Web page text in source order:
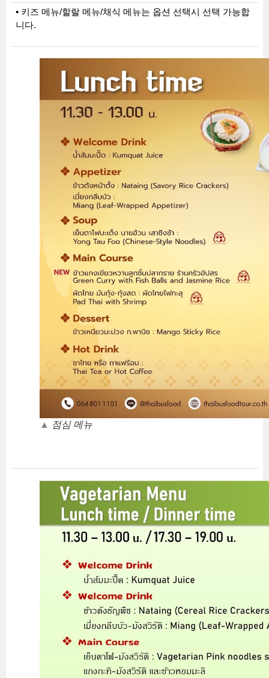
• 키즈 메뉴/할랄 메뉴/채식 메뉴는 옵션 선택시 선택 가능합
니다.
▲ 점심 메뉴